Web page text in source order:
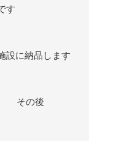
す
設に納品します
その後